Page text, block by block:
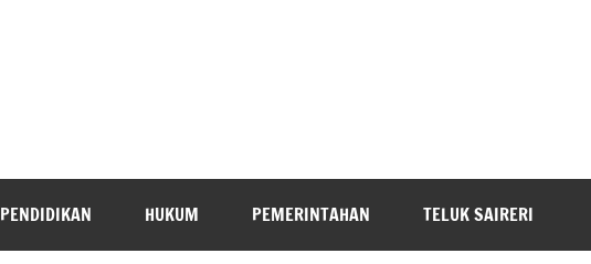
PENDIDIKAN HUKUM PEMERINTAHAN TELUK SAIRERI